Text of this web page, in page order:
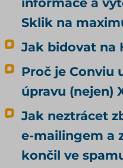
agent nakoupí,
článek je proto o
doporučování.
nikde nepovolil? Co bych musel udělat, aby u
mě mohl nakupovat
jiného, než měl? Jak vás má umělá inteligence
vůbec najít a
e-shop. Čím
data, rozebírá téma
Sklik na
Jak bidovat na
Proč je Conviu
úpravu (nejen)
Jak neztrácet
e-mailingem a
končil ve